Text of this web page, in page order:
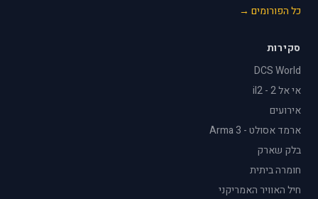
כל הפורומים →
סקירות
DCS World
אי אל 2 - il2
אירועים
ארמד אסולט - Arma 3
בלק שארק
חומרה ביתית
חיל האוויר האמריקני